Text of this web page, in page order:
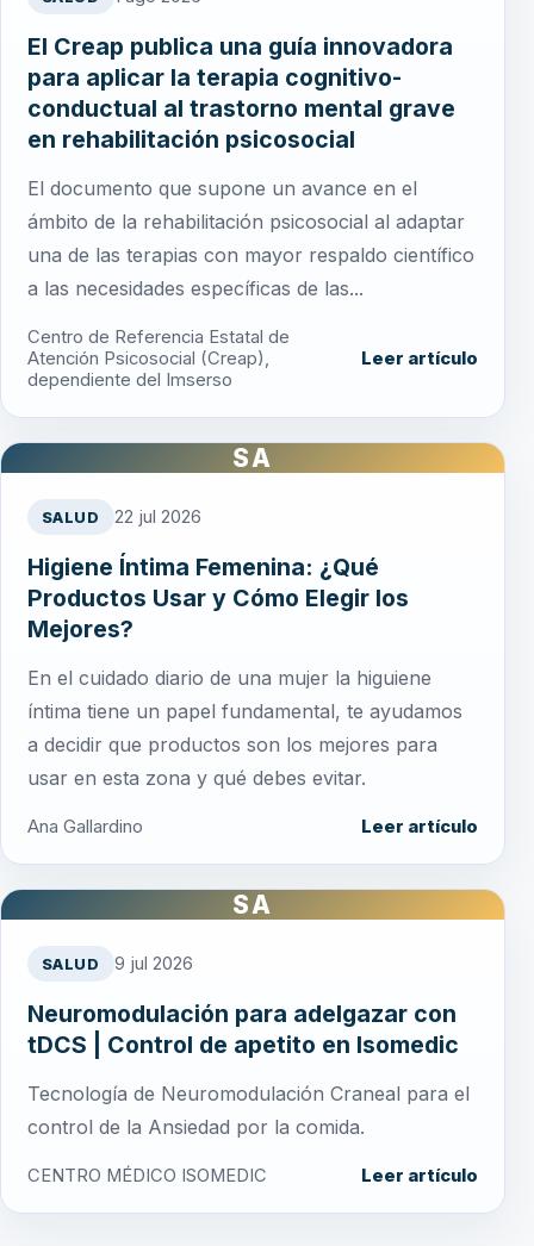
El Creap publica una guía innovadora
para aplicar la terapia cognitivo-
conductual al trastorno mental grave
en rehabilitación psicosocial
El documento que supone un avance en el
ámbito de la rehabilitación psicosocial al adaptar
una de las terapias con mayor respaldo científico
a las necesidades específicas de las...
Centro de Referencia Estatal de
Atención Psicosocial (Creap),
dependiente del Imserso
Leer artículo
SA
SALUD 22 jul 2026
Higiene Íntima Femenina: ¿Qué
Productos Usar y Cómo Elegir los
Mejores?
En el cuidado diario de una mujer la higuiene
íntima tiene un papel fundamental, te ayudamos
a decidir que productos son los mejores para
usar en esta zona y qué debes evitar.
Ana Gallardino Leer artículo
SA
SALUD 9 jul 2026
Neuromodulación para adelgazar con
tDCS | Control de apetito en Isomedic
Tecnología de Neuromodulación Craneal para el
control de la Ansiedad por la comida.
CENTRO MÉDICO ISOMEDIC Leer artículo